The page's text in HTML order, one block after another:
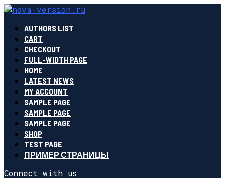
AUTHORS LIST
CART
CHECKOUT
FULL-WIDTH PAGE
HOME
LATEST NEWS
MY ACCOUNT
SAMPLE PAGE
SAMPLE PAGE
SAMPLE PAGE
SHOP
TEST PAGE
ПРИМЕР СТРАНИЦЫ
Connect with us